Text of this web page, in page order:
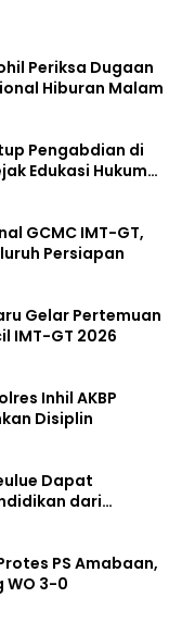
Periksa Dugaan
Hiburan Malam
Pengabdian di
Edukasi Hukum
GCMC IMT-GT,
Persiapan
Gelar Pertemuan
IMT-GT 2026
Inhil AKBP
Disiplin
Dapat
dari
PS Amabaan,
WO 3-0